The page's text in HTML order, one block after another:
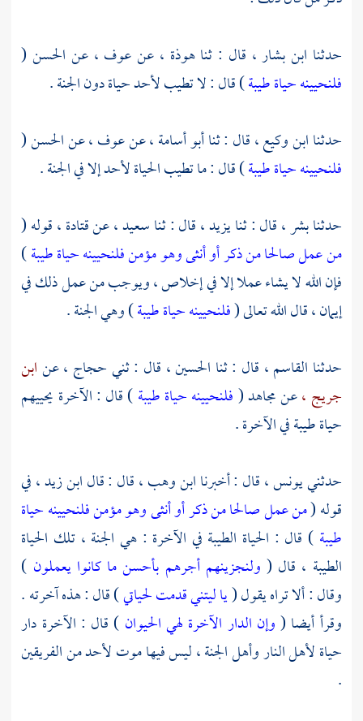
حدثنا ابن بشار ، قال : ثناهوذة ، عنعوف ،عن الحسن (
فلنحيينه حياة طيبة) قال : لا تطيب لأحد حياة دون الجنة .
حدثناابن وكيع ،قال : ثناأبو أسامة ،عنعوف ،عنالحسن(
فلنحيينه حياة طيبة) قال : ما تطيب الحياة لأحد إلا في الجنة .
حدثنابشر ،قال : ثنايزيد ،قال : ثناسعيد ،عنقتادة ،قوله (
من عمل صالحا من ذكر أو أنثى وهو مؤمن فلنحيينه حياة طيبة)
فإن الله لا يشاء عملا إلا في إخلاص ، ويوجب من عمل ذلك في
إيمان ، قال الله تعالى (فلنحيينه حياة طيبة) وهي الجنة .
حدثنا القاسم ، قال : ثنا الحسين ، قال : ثنيحجاج ،عنابن
جريج ،عنمجاهد(فلنحيينه حياة طيبة) قال : الآخرة يحييهم
حياة طيبة في الآخرة .
حدثنييونس ،قال : أخبرناابن وهب ،قال : قالابن زيد ،في
قوله (من عمل صالحا من ذكر أو أنثى وهو مؤمن فلنحيينه حياة
طيبة ) قال : الحياة الطيبة في الآخرة : هي الجنة ، تلك الحياة
الطيبة ، قال ( ولنجزينهم أجرهم بأحسن ما كانوا يعملون )
وقال : ألا تراه يقول (يا ليتني قدمت لحياتي) قال : هذه آخرته .
وقرأ أيضا (وإن الدار الآخرة لهي الحيوان ) قال : الآخرة دار
حياة لأهل النار وأهل الجنة ، ليس فيها موت لأحد من الفريقين
.